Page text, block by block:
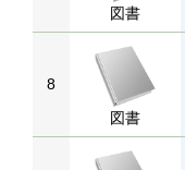
図書
8
図書